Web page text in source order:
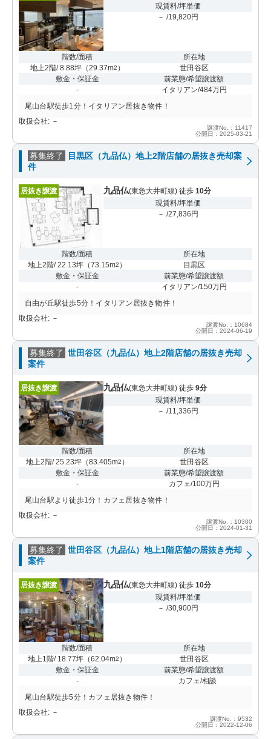
現賃料/坪単価
－ /19,820円
階数/面積
地上2階/ 8.88坪（29.37m2 ）
所在地
世田谷区
敷金・保証金
-
前業態/希望譲渡額
イタリアン/484万円
尾山台駅徒歩1分！イタリアン居抜き物件！
取扱会社: －
譲渡No.：11417
公開日：2025-03-21
募集終了
目黒区（九品仏）地上2階店舗の居抜き売却案
件
居抜き譲渡 九品仏(東急大井町線) 徒歩 10分
現賃料/坪単価
－ /27,836円
階数/面積
地上2階/ 22.13坪 （73.15m2 ）
所在地
目黒区
敷金・保証金
-
前業態/希望譲渡額
イタリアン/150万円
自由が丘駅徒歩5分！イタリアン居抜き物件！
取扱会社: －
譲渡No.：10684
公開日：2024-06-19
募集終了 世田谷区（九品仏）地上2階店舗の居抜き売却
案件
居抜き譲渡 九品仏(東急大井町線) 徒歩 9分
現賃料/坪単価
－ /11,336円
階数/面積
地上2階/ 25.23坪（83.405m2 ）
所在地
世田谷区
敷金・保証金
-
前業態/希望譲渡額
カフェ/100万円
尾山台駅より徒歩1分！カフェ居抜き物件！
取扱会社: －
譲渡No.：10300
公開日：2024-01-31
募集終了 世田谷区（九品仏）地上1階店舗の居抜き売却
案件
居抜き譲渡 九品仏(東急大井町線) 徒歩 10分
現賃料/坪単価
－ /30,900円
階数/面積
地上1階/ 18.77坪 （62.04m2 ）
所在地
世田谷区
敷金・保証金
-
前業態/希望譲渡額
カフェ/相談
尾山台駅徒歩5分！カフェ居抜き物件！
取扱会社: －
譲渡No.：9532
公開日：2022-12-06